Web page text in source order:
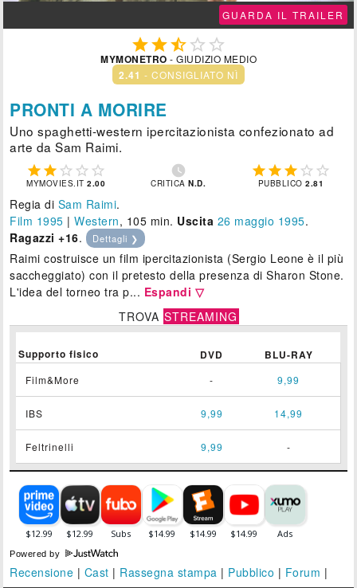
GUARDA IL TRAILER
  
MYMONETRO - GIUDIZIO MEDIO
2.41 - CONSIGLIATO NÌ
PRONTI A MORIRE
Uno spaghetti-western ipercitazionista confezionato ad
arte da Sam Raimi.
    
MYMOVIES.IT2.00

CRITICAN.D.
    
PUBBLICO2.81
Regia di Sam Raimi.
Film 1995 |Western, 105 min. Uscita 26 maggio 1995.
Ragazzi +16. Dettagli ❯
Raimi costruisce un film ipercitazionista (Sergio Leone è il più
saccheggiato) con il pretesto della presenza di Sharon Stone.
L'idea del torneo tra p... Espandi ▽
TROVA STREAMING
Supporto fisico DVD BLU-RAY
Film&More - 9,99
IBS 9,99 14,99
Feltrinelli 9,99 -
Powered by
Recensione | Cast | Rassegna stampa | Pubblico | Forum |